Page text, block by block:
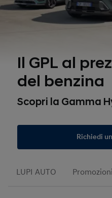
Il GPL al
del benzina
Scopri la Gamma
Richiedi
LUPI AUTO Promozioni